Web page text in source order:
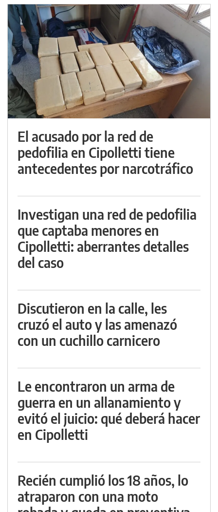
El acusado por la red de
pedofilia en Cipolletti tiene
antecedentes por narcotráfico
Investigan una red de pedofilia
que captaba menores en
Cipolletti: aberrantes detalles
del caso
Discutieron en la calle, les
cruzó el auto y las amenazó
con un cuchillo carnicero
Le encontraron un arma de
guerra en un allanamiento y
evitó el juicio: qué deberá hacer
en Cipolletti
Recién cumplió los 18 años, lo
atraparon con una moto